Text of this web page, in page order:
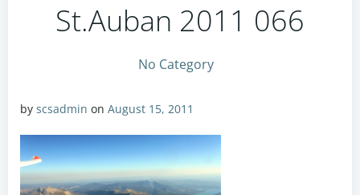
St.Auban 2011 066
No Category
by scsadmin on August 15, 2011